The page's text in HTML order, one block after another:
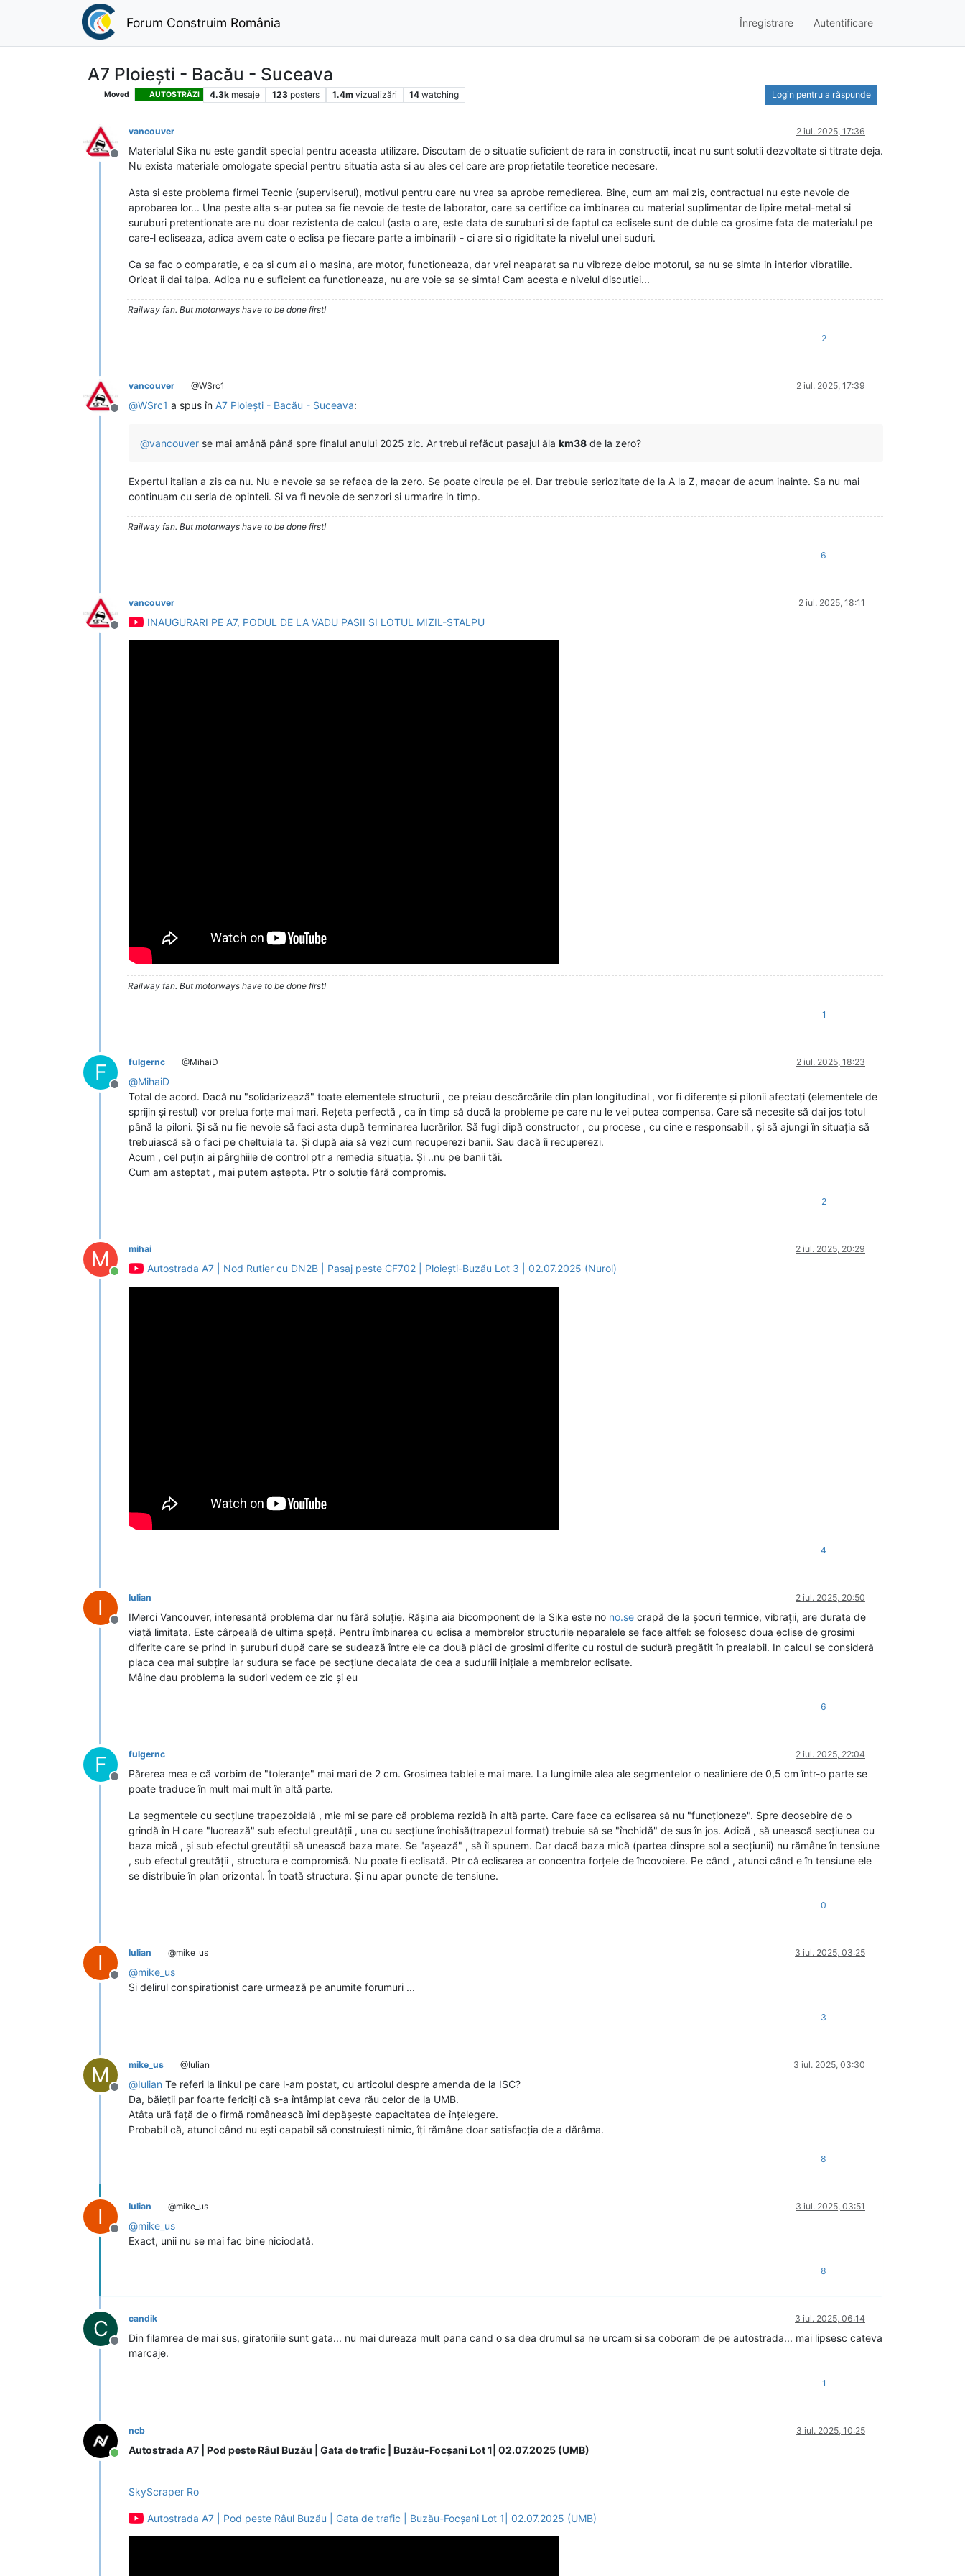
Forum Construim România Înregistrare Autentificare
A7 Ploiești - Bacău - Suceava
Moved AUTOSTRĂZI 4.3k mesaje 123 posters 1.4m vizualizări 14 watching Login pentru a răspunde
Deconectat
vancouver 2 iul. 2025, 17:36
Materialul Sika nu este gandit special pentru aceasta utilizare. Discutam de o situatie suficient de rara in constructii, incat nu sunt solutii dezvoltate si titrate deja.
Nu exista materiale omologate special pentru situatia asta si au ales cel care are proprietatile teoretice necesare.
Asta si este problema firmei Tecnic (superviserul), motivul pentru care nu vrea sa aprobe remedierea. Bine, cum am mai zis, contractual nu este nevoie de
aprobarea lor... Una peste alta s-ar putea sa fie nevoie de teste de laborator, care sa certifice ca imbinarea cu material suplimentar de lipire metal-metal si
suruburi pretentionate are nu doar rezistenta de calcul (asta o are, este data de suruburi si de faptul ca eclisele sunt de duble ca grosime fata de materialul pe
care-l ecliseaza, adica avem cate o eclisa pe fiecare parte a imbinarii) - ci are si o rigiditate la nivelul unei suduri.
Ca sa fac o comparatie, e ca si cum ai o masina, are motor, functioneaza, dar vrei neaparat sa nu vibreze deloc motorul, sa nu se simta in interior vibratiile.
Oricat ii dai talpa. Adica nu e suficient ca functioneaza, nu are voie sa se simta! Cam acesta e nivelul discutiei...
Railway fan. But motorways have to be done first!
2
Deconectat
vancouver @WSrc1 2 iul. 2025, 17:39
@WSrc1 a spus în A7 Ploiești - Bacău - Suceava:
@vancouver se mai amână până spre finalul anului 2025 zic. Ar trebui refăcut pasajul ăla km38 de la zero?
Expertul italian a zis ca nu. Nu e nevoie sa se refaca de la zero. Se poate circula pe el. Dar trebuie seriozitate de la A la Z, macar de acum inainte. Sa nu mai
continuam cu seria de opinteli. Si va fi nevoie de senzori si urmarire in timp.
Railway fan. But motorways have to be done first!
6
Deconectat
vancouver 2 iul. 2025, 18:11
INAUGURARI PE A7, PODUL DE LA VADU PASII SI LOTUL MIZIL-STALPU
Railway fan. But motorways have to be done first!
1
F
Deconectat
fulgernc @MihaiD 2 iul. 2025, 18:23
@MihaiD
Total de acord. Dacă nu "solidarizează" toate elementele structurii , ce preiau descărcările din plan longitudinal , vor fi diferențe și pilonii afectați (elementele de
sprijin și restul) vor prelua forțe mai mari. Rețeta perfectă , ca în timp să ducă la probleme pe care nu le vei putea compensa. Care să necesite să dai jos totul
până la piloni. Și să nu fie nevoie să faci asta după terminarea lucrărilor. Să fugi dipă constructor , cu procese , cu cine e responsabil , și să ajungi în situația să
trebuiască să o faci pe cheltuiala ta. Și după aia să vezi cum recuperezi banii. Sau dacă îi recuperezi.
Acum , cel puțin ai pârghiile de control ptr a remedia situația. Și ..nu pe banii tăi.
Cum am asteptat , mai putem aștepta. Ptr o soluție fără compromis.
2
M
Conectat
mihai 2 iul. 2025, 20:29
Autostrada A7 | Nod Rutier cu DN2B | Pasaj peste CF702 | Ploiești-Buzău Lot 3 | 02.07.2025 (Nurol)
4
I
Deconectat
Iulian 2 iul. 2025, 20:50
IMerci Vancouver, interesantă problema dar nu fără soluție. Rășina aia bicomponent de la Sika este no no.se crapă de la șocuri termice, vibrații, are durata de
viață limitata. Este cârpeală de ultima speță. Pentru îmbinarea cu eclisa a membrelor structurile neparalele se face altfel: se folosesc doua eclise de grosimi
diferite care se prind in șuruburi după care se sudează între ele ca două plăci de grosimi diferite cu rostul de sudură pregătit în prealabil. In calcul se consideră
placa cea mai subțire iar sudura se face pe secțiune decalata de cea a suduriii inițiale a membrelor eclisate.
Mâine dau problema la sudori vedem ce zic și eu
6
F
Deconectat
fulgernc 2 iul. 2025, 22:04
Părerea mea e că vorbim de "toleranțe" mai mari de 2 cm. Grosimea tablei e mai mare. La lungimile alea ale segmentelor o nealiniere de 0,5 cm într-o parte se
poate traduce în mult mai mult în altă parte.
La segmentele cu secțiune trapezoidală , mie mi se pare că problema rezidă în altă parte. Care face ca eclisarea să nu "funcționeze". Spre deosebire de o
grindă în H care "lucrează" sub efectul greutății , una cu secțiune închisă(trapezul format) trebuie să se "închidă" de sus în jos. Adică , să unească secțiunea cu
baza mică , și sub efectul greutății să unească baza mare. Se "așează" , să îi spunem. Dar dacă baza mică (partea dinspre sol a secțiunii) nu rămâne în tensiune
, sub efectul greutății , structura e compromisă. Nu poate fi eclisată. Ptr că eclisarea ar concentra forțele de încovoiere. Pe când , atunci când e în tensiune ele
se distribuie în plan orizontal. În toată structura. Și nu apar puncte de tensiune.
0
I
Deconectat
Iulian @mike_us 3 iul. 2025, 03:25
@mike_us
Si delirul conspirationist care urmează pe anumite forumuri ...
3
M
Deconectat
mike_us @Iulian 3 iul. 2025, 03:30
@Iulian Te referi la linkul pe care l-am postat, cu articolul despre amenda de la ISC?
Da, băieții par foarte fericiți că s-a întâmplat ceva rău celor de la UMB.
Atâta ură față de o firmă românească îmi depășește capacitatea de înțelegere.
Probabil că, atunci când nu ești capabil să construiești nimic, îți rămâne doar satisfacția de a dărâma.
8
I
Deconectat
Iulian @mike_us 3 iul. 2025, 03:51
@mike_us
Exact, unii nu se mai fac bine niciodată.
8
C
Deconectat
candik 3 iul. 2025, 06:14
Din filamrea de mai sus, giratoriile sunt gata... nu mai dureaza mult pana cand o sa dea drumul sa ne urcam si sa coboram de pe autostrada... mai lipsesc cateva
marcaje.
1
Conectat
ncb 3 iul. 2025, 10:25
Autostrada A7 | Pod peste Râul Buzău | Gata de trafic | Buzău-Focșani Lot 1| 02.07.2025 (UMB)
SkyScraper Ro
Autostrada A7 | Pod peste Râul Buzău | Gata de trafic | Buzău-Focșani Lot 1| 02.07.2025 (UMB)